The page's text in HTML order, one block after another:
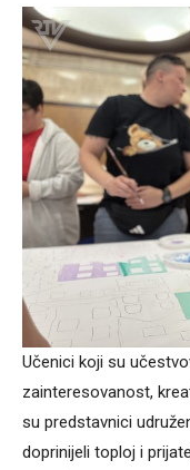
Učenici koji su
zainteresovanost,
su predstavnici
doprinijeli toploj i